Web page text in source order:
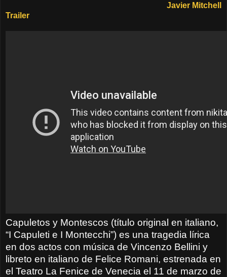
Javier Mitchell
Trailer
Capuletos y Montescos (título original en italiano,
“I Capuleti e I Montecchi”) es una tragedia lírica
en dos actos con música de Vincenzo Bellini y
libreto en italiano de Felice Romani, estrenada en
el Teatro La Fenice de Venecia el 11 de marzo de